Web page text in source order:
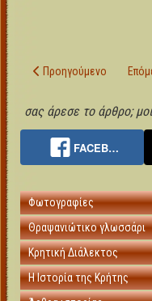
Προηγούμενο άρθρο: 9.
Προηγούμενο
σας άρεσε το άρθρο;
FACEB…
Φωτογραφίες
Θραψανιώτικο γλωσσάρι
Κρητική Διάλεκτος
Η Ιστορία της Κρήτης